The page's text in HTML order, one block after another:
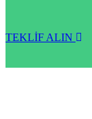
TEKLİF ALIN